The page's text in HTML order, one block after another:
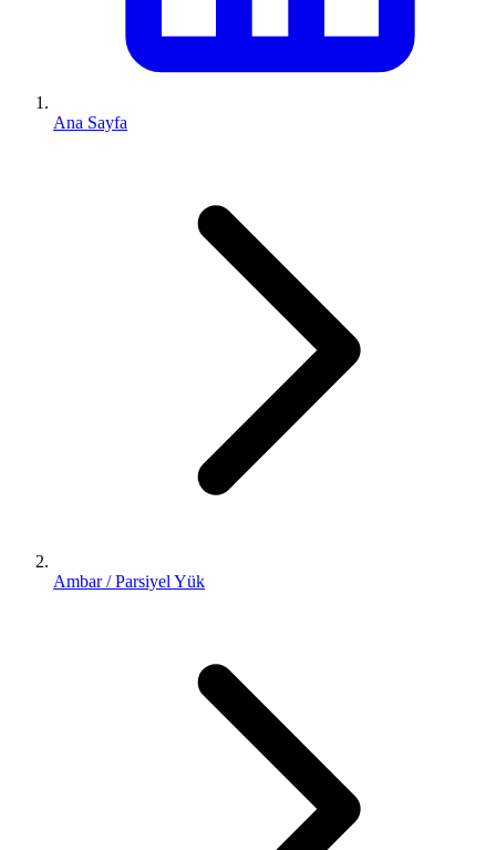
Ana Sayfa
Ambar / Parsiyel Yük